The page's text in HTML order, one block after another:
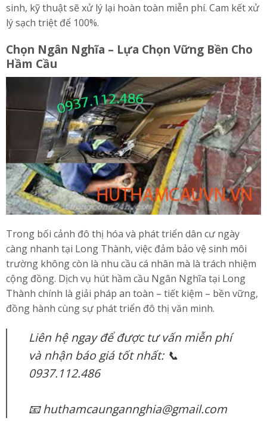
sinh, kỹ thuật sẽ xử lý lại hoàn toàn miễn phí. Cam kết xử
lý sạch triệt để 100%.
Chọn Ngân Nghĩa – Lựa Chọn Vững Bền Cho
Hầm Cầu
Trong bối cảnh đô thị hóa và phát triển dân cư ngày
càng nhanh tại Long Thành, việc đảm bảo vệ sinh môi
trường không còn là nhu cầu cá nhân mà là trách nhiệm
cộng đồng. Dịch vụ hút hầm cầu Ngân Nghĩa tại Long
Thành chính là giải pháp an toàn – tiết kiệm – bền vững,
đồng hành cùng sự phát triển đô thị văn minh.
Liên hệ ngay để được tư vấn miễn phí
và nhận báo giá tốt nhất: 📞
0937.112.486
📧 huthamcaungannghia@gmail.com